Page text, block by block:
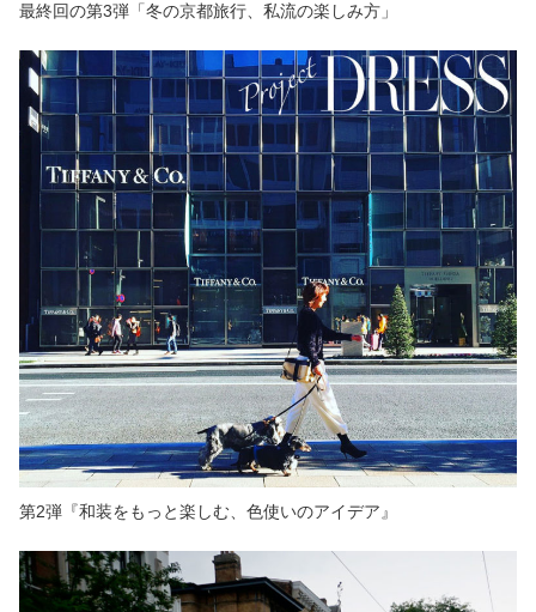
最終回の第3弾「冬の京都旅行、私流の楽しみ方」
第2弾『和装をもっと楽しむ、色使いのアイデア』